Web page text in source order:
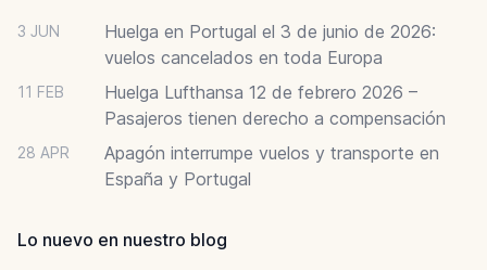
3 JUN
Huelga en Portugal el 3 de junio de 2026:
vuelos cancelados en toda Europa
11 FEB
Huelga Lufthansa 12 de febrero 2026 –
Pasajeros tienen derecho a compensación
28 APR
Apagón interrumpe vuelos y transporte en
España y Portugal
Lo nuevo en nuestro blog